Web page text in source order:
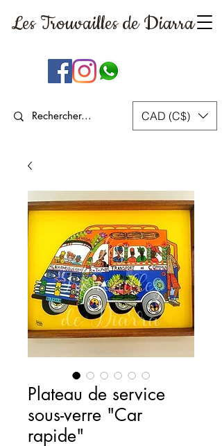
Les Trouvaillesde Diarra
CAD (C$)
Plateau de service
sous-verre "Car
rapide"